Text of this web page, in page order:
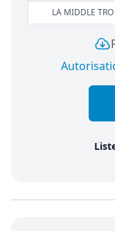
LA MIDDLE TRO